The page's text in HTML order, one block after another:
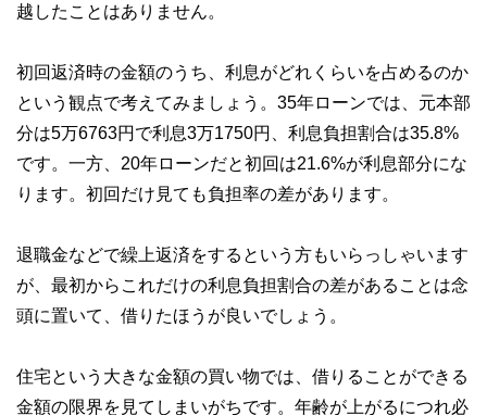
越したことはありません。
初回返済時の金額のうち、利息がどれくらいを占めるのか
という観点で考えてみましょう。35年ローンでは、元本部
分は5万6763円で利息3万1750円、利息負担割合は35.8%
です。一方、20年ローンだと初回は21.6%が利息部分にな
ります。初回だけ見ても負担率の差があります。
退職金などで繰上返済をするという方もいらっしゃいます
が、最初からこれだけの利息負担割合の差があることは念
頭に置いて、借りたほうが良いでしょう。
住宅という大きな金額の買い物では、借りることができる
金額の限界を見てしまいがちです。年齢が上がるにつれ必